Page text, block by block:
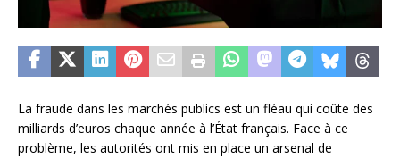
La fraude dans les marchés publics est un fléau qui coûte des
milliards d’euros chaque année à l’État français. Face à ce
problème, les autorités ont mis en place un arsenal de